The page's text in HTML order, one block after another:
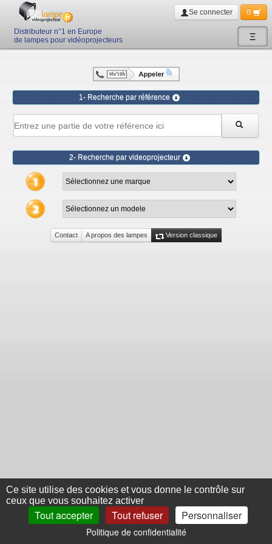
Ξ
Distributeur n°1 en Europe
de lampes pour vidéoprojecteurs
Se connecter 0
1- Recherche par référence
2- Recherche par videoprojecteur
Contact A propos des lampes Version classique
Ce site utilise des cookies et vous donne le contrôle sur
ceux que vous souhaitez activer
Tout accepter Tout refuser Personnaliser
Politique de confidentialité